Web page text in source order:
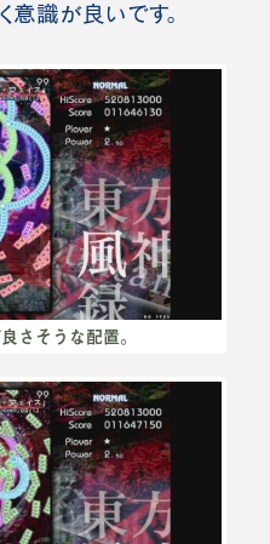
意識が良いです。
さそうな配置。